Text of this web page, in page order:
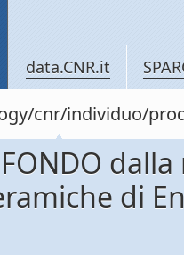
data.CNR.it
cnr/individuo/
di